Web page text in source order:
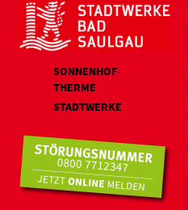
SONNENHOF-
THERME
STADTWERKE